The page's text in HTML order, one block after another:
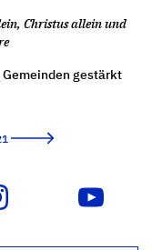
Christus allein und
gestärkt